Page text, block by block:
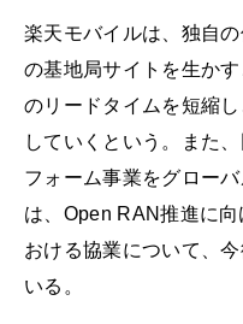
楽天モバイルは、独自
の基地局サイトを生か
のリードタイムを短縮
していくという。また
フォーム事業をグロー
は、Open RAN推進に
おける協業について、
いる。